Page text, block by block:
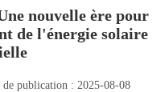
nouvelle ère pour
de l'énergie solaire
de publication : 2025-08-08